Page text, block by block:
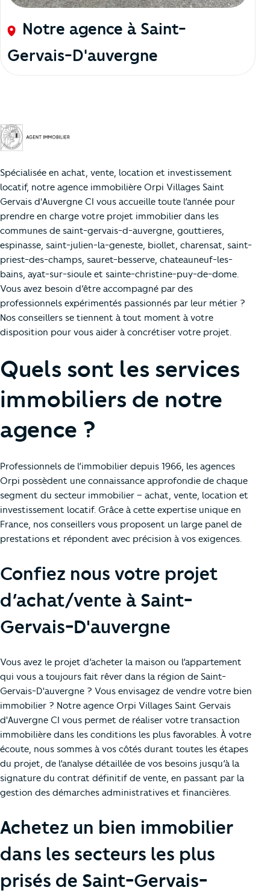
Notre agence à Saint-
Gervais-D'auvergne
Spécialisée en achat, vente, location et investissement
locatif, notre agence immobilière Orpi Villages Saint
Gervais d'Auvergne CI vous accueille toute l’année pour
prendre en charge votre projet immobilier dans les
communes de saint-gervais-d-auvergne, gouttieres,
espinasse, saint-julien-la-geneste, biollet, charensat, saint-
priest-des-champs, sauret-besserve, chateauneuf-les-
bains, ayat-sur-sioule et sainte-christine-puy-de-dome.
Vous avez besoin d’être accompagné par des
professionnels expérimentés passionnés par leur métier ?
Nos conseillers se tiennent à tout moment à votre
disposition pour vous aider à concrétiser votre projet.
Quels sont les services
immobiliers de notre
agence ?
Professionnels de l’immobilier depuis 1966, les agences
Orpi possèdent une connaissance approfondie de chaque
segment du secteur immobilier – achat, vente, location et
investissement locatif. Grâce à cette expertise unique en
France, nos conseillers vous proposent un large panel de
prestations et répondent avec précision à vos exigences.
Confiez nous votre projet
d’achat/vente à Saint-
Gervais-D'auvergne
Vous avez le projet d’acheter la maison ou l’appartement
qui vous a toujours fait rêver dans la région de Saint-
Gervais-D'auvergne ? Vous envisagez de vendre votre bien
immobilier ? Notre agence Orpi Villages Saint Gervais
d'Auvergne CI vous permet de réaliser votre transaction
immobilière dans les conditions les plus favorables. À votre
écoute, nous sommes à vos côtés durant toutes les étapes
du projet, de l’analyse détaillée de vos besoins jusqu’à la
signature du contrat définitif de vente, en passant par la
gestion des démarches administratives et financières.
Achetez un bien immobilier
dans les secteurs les plus
prisés de Saint-Gervais-